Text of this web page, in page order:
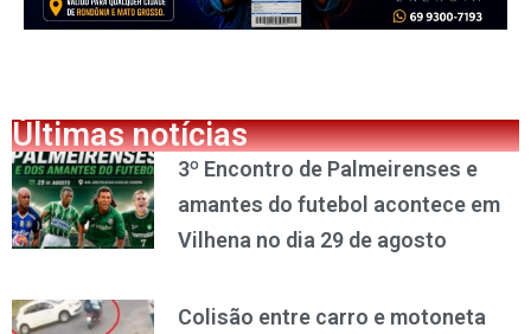
Últimas notícias
3º Encontro de Palmeirenses e
amantes do futebol acontece em
Vilhena no dia 29 de agosto
Colisão entre carro e motoneta